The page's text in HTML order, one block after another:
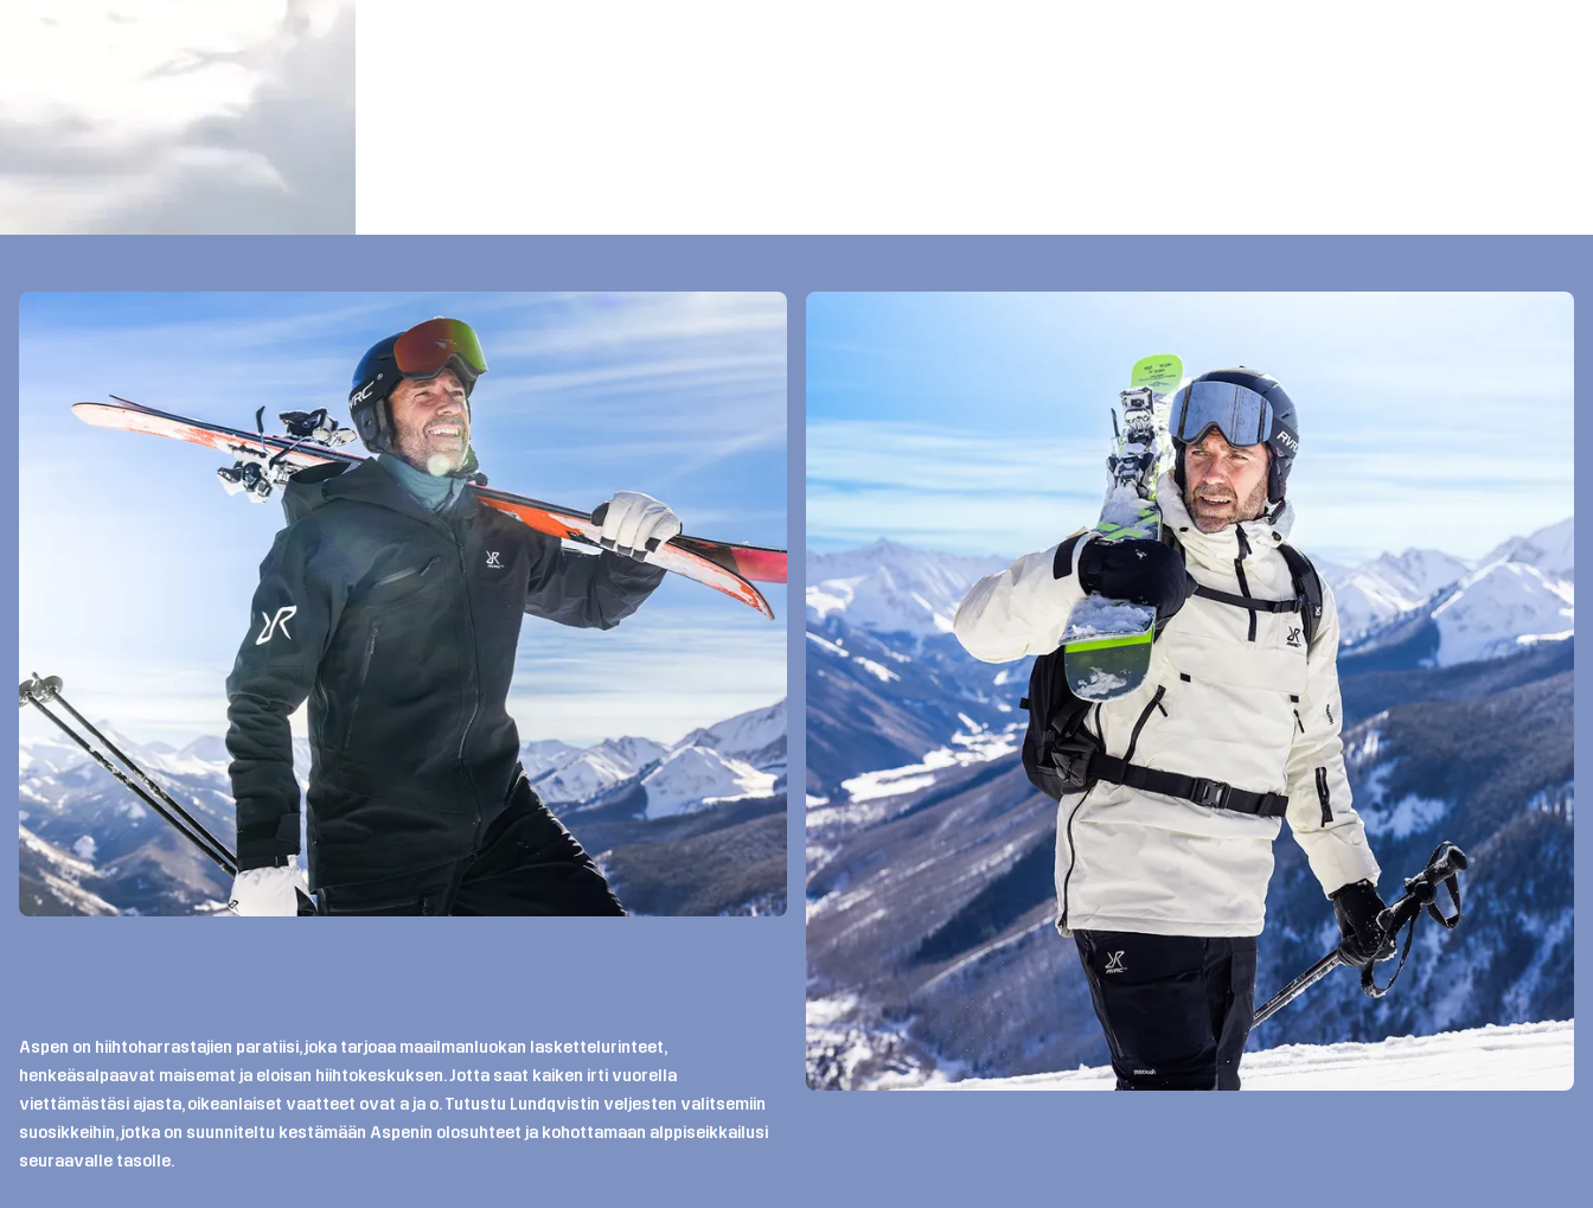
Aspen on hiihtoharrastajien paratiisi, joka tarjoaa maailmanluokan laskettelurinteet,
henkeäsalpaavat maisemat ja eloisan hiihtokeskuksen. Jotta saat kaiken irti vuorella
viettämästäsi ajasta, oikeanlaiset vaatteet ovat a ja o. Tutustu Lundqvistin veljesten valitsemiin
suosikkeihin, jotka on suunniteltu kestämään Aspenin olosuhteet ja kohottamaan alppiseikkailusi
seuraavalle tasolle.